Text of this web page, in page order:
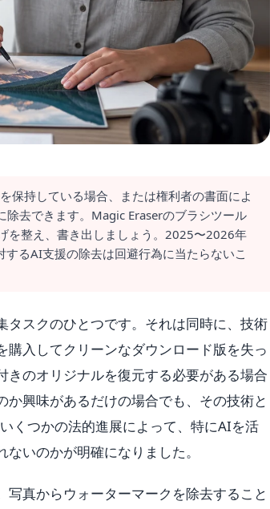
保持している場合、または権利者の書面によ
去できます。Magic Eraserのブラシツール
を整え、書き出しましょう。2025〜2026年
るAI支援の除去は回避行為に当たらないこ
タスクのひとつです。それは同時に、技術
入してクリーンなダウンロード版を失っ
のオリジナルを復元する必要がある場合
興味があるだけの場合でも、その技術と
くつかの法的進展によって、特にAIを活
いのかが明確になりました。
真からウォーターマークを除去すること